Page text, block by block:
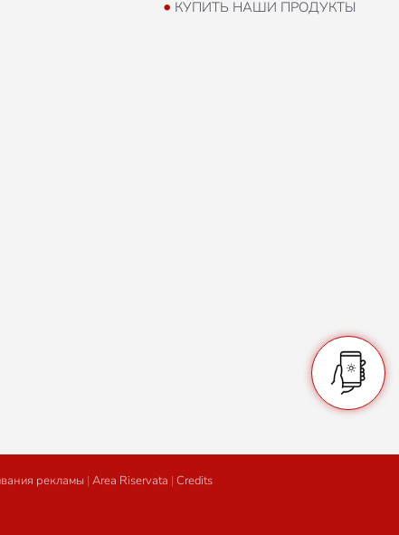
• КУПИТЬ НАШИ ПРОДУКТЫ
рекламы | Area Riservata | Credits